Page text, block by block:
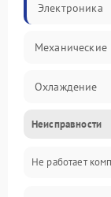
Электроника
Охлаждение
Механика
Неисправности
Не работает